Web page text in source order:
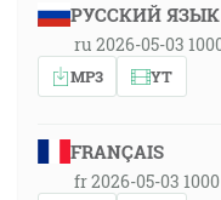
РУССКИЙ ЯЗЫК
ru 2026-05-03
MP3 YT
FRANÇAIS
fr 2026-05-03 1000